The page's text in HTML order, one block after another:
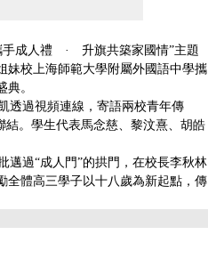
成人禮 · 升旗共築家國情”主題
妹校上海師範大學附屬外國語中學攜
。
透過視頻連線，寄語兩校青年傳
結。學生代表馬念慈、黎汶熹、胡皓
過“成人門”的拱門，在校長李秋林
全體高三學子以十八歲為新起點，傳